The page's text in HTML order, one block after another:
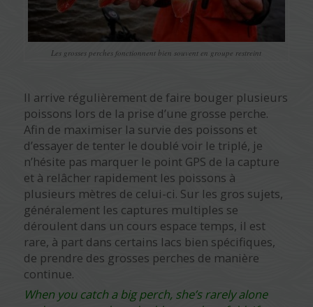
Les grosses perches fonctionnent bien souvent en groupe restreint
Il arrive régulièrement de faire bouger plusieurs
poissons lors de la prise d’une grosse perche.
Afin de maximiser la survie des poissons et
d’essayer de tenter le doublé voir le triplé, je
n’hésite pas marquer le point GPS de la capture
et à relâcher rapidement les poissons à
plusieurs mètres de celui-ci. Sur les gros sujets,
généralement les captures multiples se
déroulent dans un cours espace temps, il est
rare, à part dans certains lacs bien spécifiques,
de prendre des grosses perches de manière
continue.
When you catch a big perch, she’s rarely alone